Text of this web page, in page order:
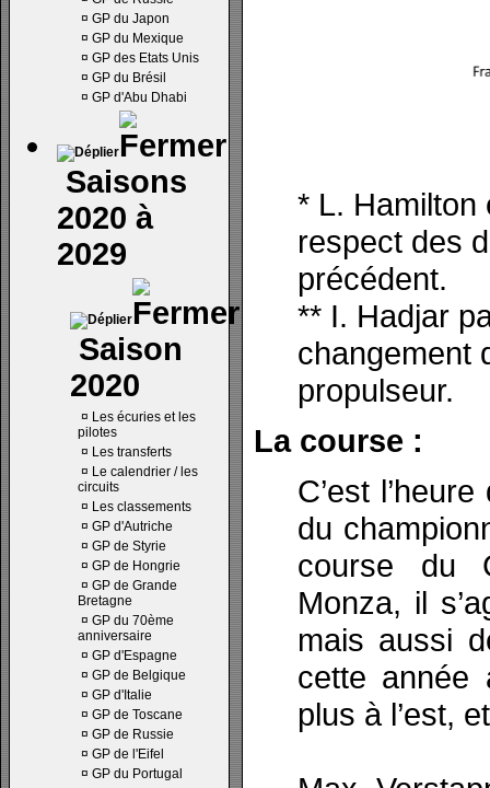
¤ GP du Japon
¤ GP du Mexique
¤ GP des Etats Unis
¤ GP du Brésil
¤ GP d'Abu Dhabi
Saisons
2020 à
2029
Saison
2020
¤ Les écuries et les
pilotes
¤ Les transferts
¤ Le calendrier / les
circuits
¤ Les classements
¤ GP d'Autriche
¤ GP de Styrie
¤ GP de Hongrie
¤ GP de Grande
Bretagne
¤ GP du 70ème
anniversaire
¤ GP d'Espagne
¤ GP de Belgique
¤ GP d'Italie
¤ GP de Toscane
¤ GP de Russie
¤ GP de l'Eifel
¤ GP du Portugal
* L. Hamilton
respect des
précédent.
** I. Hadjar
changement
propulseur.
La course :
C’est
du
course du
Monza, il
mais aussi
cette année
plus à l’est,